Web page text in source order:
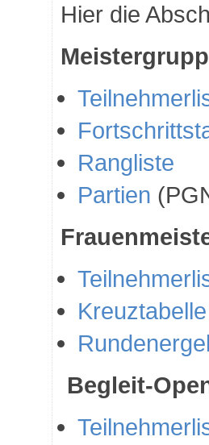
Hier die
Rangliste
Partien
Kreuztabelle
Begleit-